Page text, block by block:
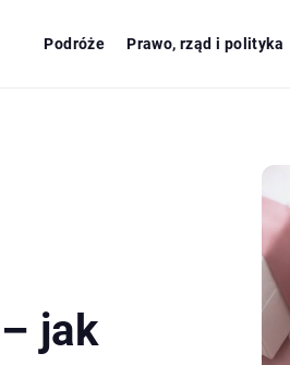
Podróże Prawo, rząd i polityka
jak